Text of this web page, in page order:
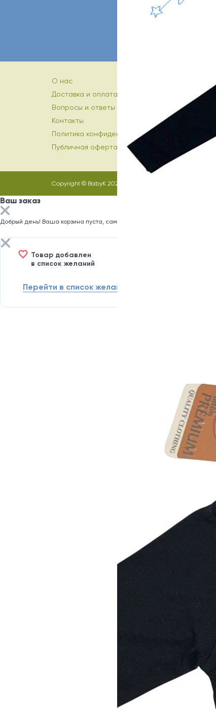
О нас
Доставка и оплата
Вопросы и ответы
Контакты
Политика конфиденциальности
Публичная оферта
Copyright © BabyK 2026
Ваш заказ
Добрый день! Ваша корзина пуста, самое время заполнить ее)
Товар добавлен
в список желаний
Перейти в список желаний